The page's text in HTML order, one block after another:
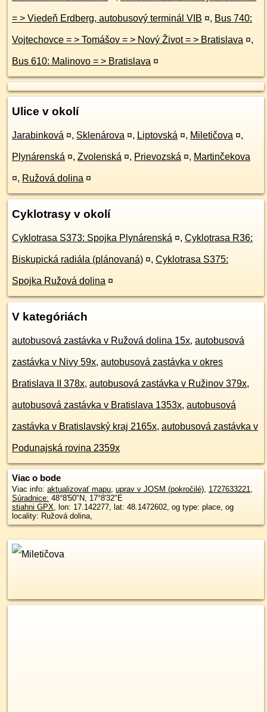
= > Viedeň Erdberg, autobusový terminál VIB ¤, Bus 740:
Vojtechovce = > Tomášov = > Nový Život = > Bratislava ¤,
Bus 610: Malinovo = > Bratislava ¤
Ulice v okolí
Jarabinková ¤, Sklenárova ¤, Liptovská ¤, Miletičova ¤,
Plynárenská ¤, Zvolenská ¤, Prievozská ¤, Martinčekova
¤, Ružová dolina ¤
Cyklotrasy v okolí
Cyklotrasa S373: Spojka Plynárenská ¤, Cyklotrasa R36:
Biskupická radiála (plánovaná) ¤, Cyklotrasa S375:
Spojka Ružová dolina ¤
V kategóriách
autobusová zastávka v Ružová dolina 15x, autobusová
zastávka v Nivy 59x, autobusová zastávka v okres
Bratislava II 378x, autobusová zastávka v Ružinov 379x,
autobusová zastávka v Bratislava 1353x, autobusová
zastávka v Bratislavský kraj 2165x, autobusová zastávka v
Podunajská rovina 2359x
Viac o bode
Viac info: aktualizovať mapu, uprav v JOSM (pokročilé), 1727633221,
Súradnice: 48°8'50"N, 17°8'32"E
stiahni GPX, lon: 17.142277, lat: 48.1472602, og type: place, og
locality: Ružová dolina,